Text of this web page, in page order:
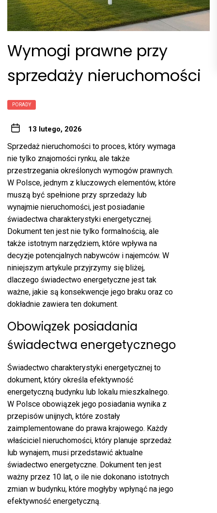
Wymogi prawne przy
sprzedaży nieruchomości
PORADY
13 lutego, 2026
Sprzedaż nieruchomości to proces, który wymaga
nie tylko znajomości rynku, ale także
przestrzegania określonych wymogów prawnych.
W Polsce, jednym z kluczowych elementów, które
muszą być spełnione przy sprzedaży lub
wynajmie nieruchomości, jest posiadanie
świadectwa charakterystyki energetycznej.
Dokument ten jest nie tylko formalnością, ale
także istotnym narzędziem, które wpływa na
decyzje potencjalnych nabywców i najemców. W
niniejszym artykule przyjrzymy się bliżej,
dlaczego świadectwo energetyczne jest tak
ważne, jakie są konsekwencje jego braku oraz co
dokładnie zawiera ten dokument.
Obowiązek posiadania
świadectwa energetycznego
Świadectwo charakterystyki energetycznej to
dokument, który określa efektywność
energetyczną budynku lub lokalu mieszkalnego.
W Polsce obowiązek jego posiadania wynika z
przepisów unijnych, które zostały
zaimplementowane do prawa krajowego. Każdy
właściciel nieruchomości, który planuje sprzedaż
lub wynajem, musi przedstawić aktualne
świadectwo energetyczne. Dokument ten jest
ważny przez 10 lat, o ile nie dokonano istotnych
zmian w budynku, które mogłyby wpłynąć na jego
efektywność energetyczną.